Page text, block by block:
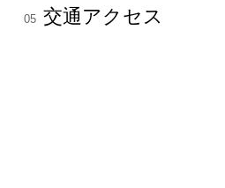
05 交通アクセス